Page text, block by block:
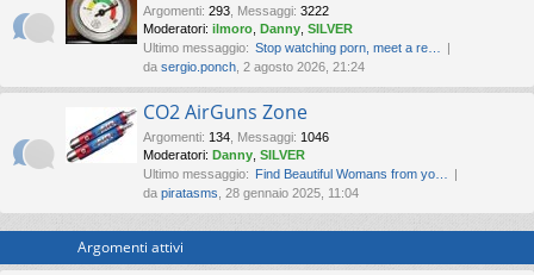
Argomenti: 293 Messaggi: 3222
Moderatori: ilmoro Danny SILVER
Ultimo messaggio: Stop watching porn, meet a re…
da sergio.ponch , 2 agosto 2026, 21:24
CO2 AirGuns Zone
Argomenti: 134 Messaggi: 1046
Moderatori: Danny SILVER
Ultimo messaggio: Find Beautiful Womans from yo…
da piratasms , 28 gennaio 2025, 11:04
Argomenti attivi